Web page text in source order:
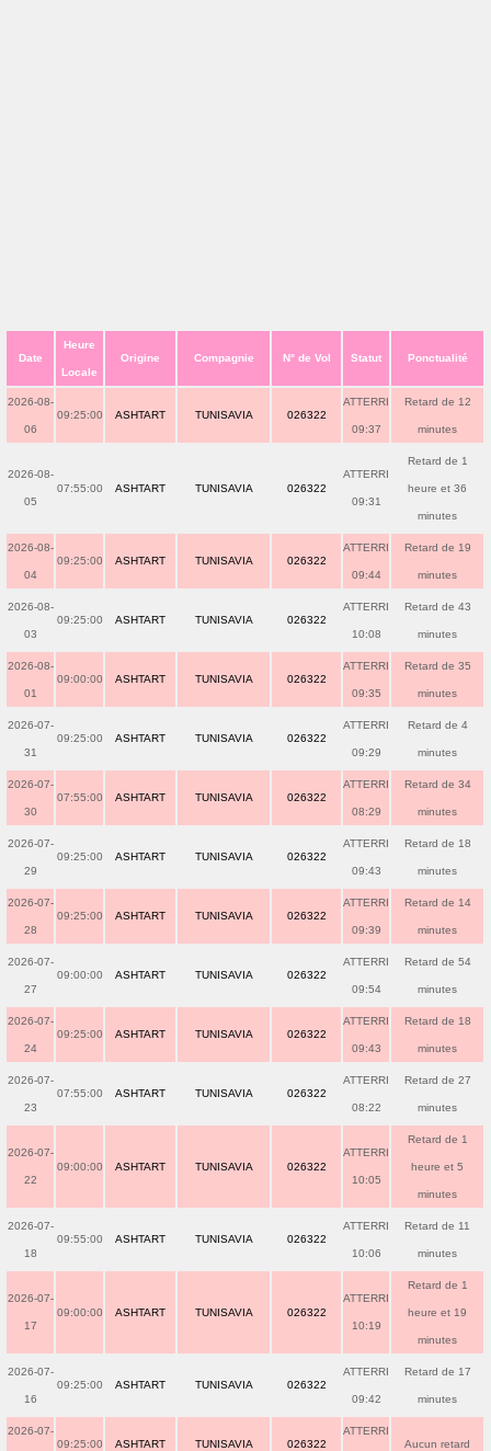
Date
Heure
Locale
Origine Compagnie N° de Vol Statut Ponctualité
2026-08-
06
09:25:00 ASHTART TUNISAVIA 026322
ATTERRI
09:37
Retard de 12
minutes
2026-08-
05
07:55:00 ASHTART TUNISAVIA 026322
ATTERRI
09:31
Retard de 1
heure et 36
minutes
2026-08-
04
09:25:00 ASHTART TUNISAVIA 026322
ATTERRI
09:44
Retard de 19
minutes
2026-08-
03
09:25:00 ASHTART TUNISAVIA 026322
ATTERRI
10:08
Retard de 43
minutes
2026-08-
01
09:00:00 ASHTART TUNISAVIA 026322
ATTERRI
09:35
Retard de 35
minutes
2026-07-
31
09:25:00 ASHTART TUNISAVIA 026322
ATTERRI
09:29
Retard de 4
minutes
2026-07-
30
07:55:00 ASHTART TUNISAVIA 026322
ATTERRI
08:29
Retard de 34
minutes
2026-07-
29
09:25:00 ASHTART TUNISAVIA 026322
ATTERRI
09:43
Retard de 18
minutes
2026-07-
28
09:25:00 ASHTART TUNISAVIA 026322
ATTERRI
09:39
Retard de 14
minutes
2026-07-
27
09:00:00 ASHTART TUNISAVIA 026322
ATTERRI
09:54
Retard de 54
minutes
2026-07-
24
09:25:00 ASHTART TUNISAVIA 026322
ATTERRI
09:43
Retard de 18
minutes
2026-07-
23
07:55:00 ASHTART TUNISAVIA 026322
ATTERRI
08:22
Retard de 27
minutes
2026-07-
22
09:00:00 ASHTART TUNISAVIA 026322
ATTERRI
10:05
Retard de 1
heure et 5
minutes
2026-07-
18
09:55:00 ASHTART TUNISAVIA 026322
ATTERRI
10:06
Retard de 11
minutes
2026-07-
17
09:00:00 ASHTART TUNISAVIA 026322
ATTERRI
10:19
Retard de 1
heure et 19
minutes
2026-07-
16
09:25:00 ASHTART TUNISAVIA 026322
ATTERRI
09:42
Retard de 17
minutes
2026-07-
09:25:00 ASHTART TUNISAVIA 026322
ATTERRI
Aucun retard